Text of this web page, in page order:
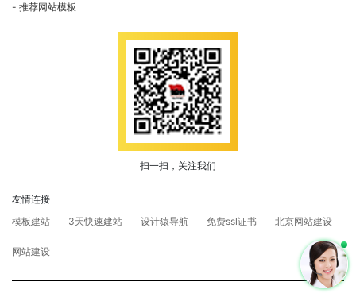
推荐网站模板
扫一扫，关注我们
友情连接
模板建站
3天快速建站 设计猿导航 免费ssl证书 北京网站建设
网站建设